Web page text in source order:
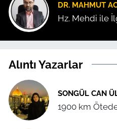
DR. MAHMUT
Hz. Mehdi ile
Alıntı Yazarlar
SONGÜL CAN
1900 km